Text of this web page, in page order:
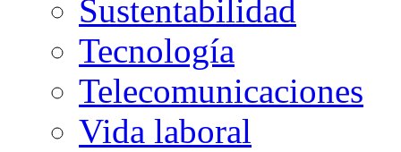
Sustentabilidad
Tecnología
Telecomunicaciones
Vida laboral